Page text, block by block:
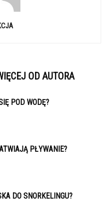
OD AUTORA
POD WODĘ?
PŁYWANIE?
DO SNORKELINGU?